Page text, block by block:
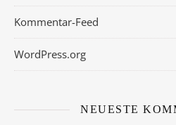
Kommentar-Feed
WordPress.org
NEUESTE